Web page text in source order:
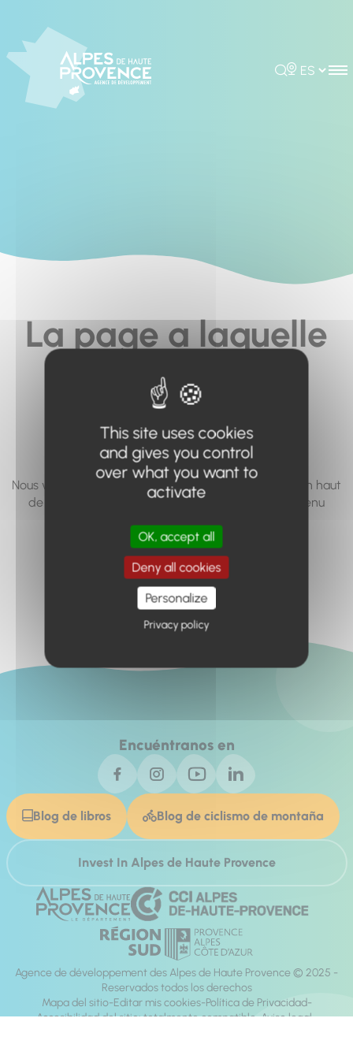
Rechercher
Choisir la
La page a laquelle
vous cherchez à
accéder n'existe
pas... ou plus.
Nous vous invitons à utiliser le moteur de recherche en haut
de page, ou à utiliser le menu pour trouver le contenu
Retour à l'accueil
Encuéntranos en
Blog de libros Blog de ciclismo de montaña
Invest In Alpes de Haute Provence
Agence de développement des Alpes de Haute Provence © 2025 -
Reservados todos los derechos
Mapa del sitio Editar mis cookies Política de Privacidad
Accesibilidad del sitio: totalmente compatible Aviso legal
This site uses cookies
and gives you control
over what you want to
activate
OK, accept all
Deny all cookies
Personalize
Privacy policy